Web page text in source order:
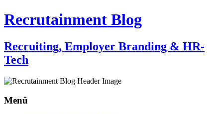
Recrutainment Blog
Recruiting, Employer Branding & HR-
Tech
Menü